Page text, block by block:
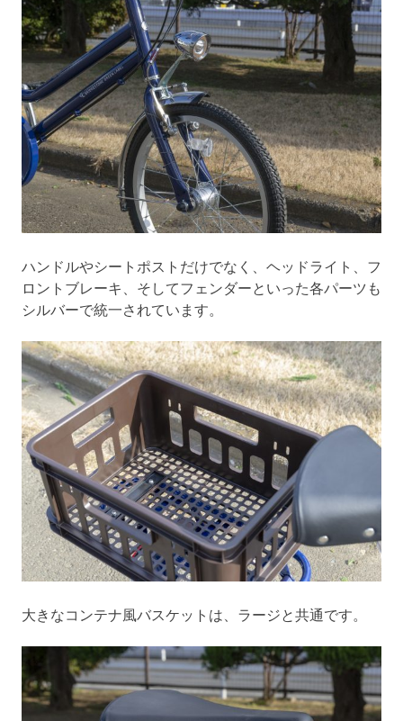
ハンドルやシートポストだけでなく、ヘッドライト、フ
ロントブレーキ、そしてフェンダーといった各パーツも
シルバーで統一されています。
大きなコンテナ風バスケットは、ラージと共通です。